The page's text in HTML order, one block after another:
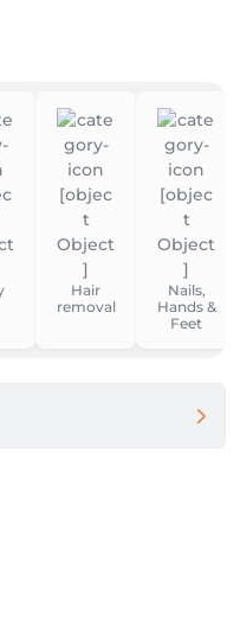
nos partenaires
privé et gratuit est
et également en
Hair
removal
Nails,
Hands &
Feet